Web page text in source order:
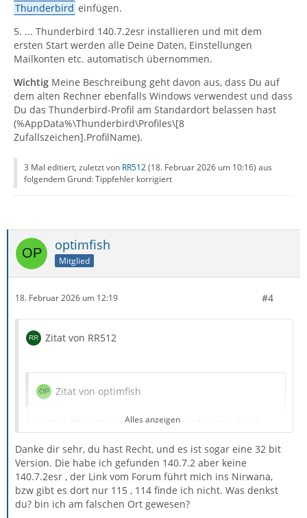
Thunderbird einfügen.
5. ... Thunderbird 140.7.2esr installieren und mit dem
ersten Start werden alle Deine Daten, Einstellungen
Mailkonten etc. automatisch übernommen.
Wichtig Meine Beschreibung geht davon aus, dass Du auf
dem alten Rechner ebenfalls Windows verwendest und dass
Du das Thunderbird-Profil am Standardort belassen hast
(%AppData%\Thunderbird\Profiles\[8
Zufallszeichen].ProfilName).
3 Mal editiert, zuletzt von RR512(18. Februar 2026 um 10:16) aus
folgendem Grund: Tippfehler korrigiert
optimfish
Mitglied
18. Februar 2026 um 12:19 #4
Zitat von RR512
Zitat von optimfish
beiden Thunderbird Versionen sind genau gleich,
bloss beim alten steht am schluss noch esr.
Zitat von optimfish
Alles anzeigen
Danke dir sehr, du hast Recht, und es ist sogar eine 32 bit
Version. Die habe ich gefunden 140.7.2 aber keine
140.7.2esr , der Link vom Forum führt mich ins Nirwana,
bzw gibt es dort nur 115 , 114 finde ich nicht. Was denkst
du? bin ich am falschen Ort gewesen?